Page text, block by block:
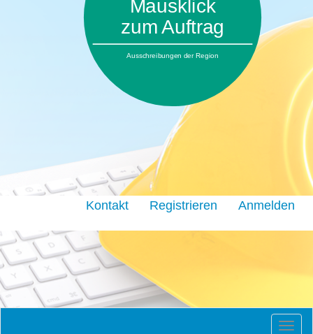
Mausklick
zum Auftrag
Ausschreibungen der Region
Kontakt Registrieren Anmelden